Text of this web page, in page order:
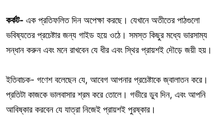
কর্কট- এক প্রতিফলিত দিন অপেক্ষা করছে। যেখানে অতীতের পাঠগুলো
ভবিষ্যতের প্রচেষ্টার জন্য গাইড হয়ে ওঠে। সমস্ত কিছুর মধ্যে ভারসাম্য
সন্ধান করুন এবং মনে রাখবেন যে ধীর এবং স্থির প্রায়শই দৌড়ে জয়ী হয়।
ইতিবাচক- গণেশ বলেছেন যে, আবেগ আপনার প্রচেষ্টাকে জ্বালাতন করে।
প্রতিটা কাজকে ভালবাসার শ্রম করে তোলে। গভীরে ডুব দিন, এবং আপনি
আবিষ্কার করবেন যে যাত্রা নিজেই প্রায়শই পুরষ্কার।